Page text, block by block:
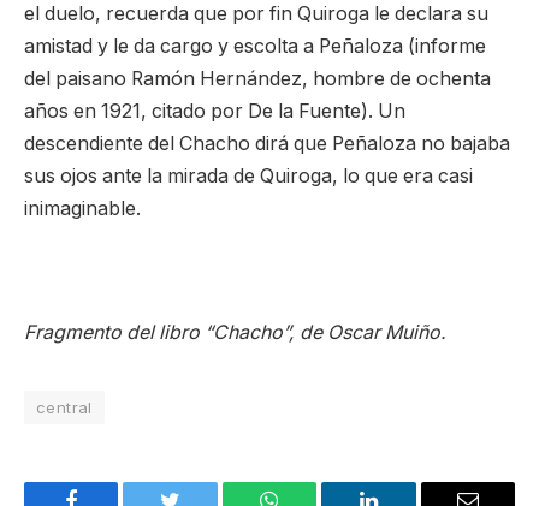
el duelo, recuerda que por fin Quiroga le declara su
amistad y le da cargo y escolta a Peñaloza (informe
del paisano Ramón Hernández, hombre de ochenta
años en 1921, citado por De la Fuente). Un
descendiente del Chacho dirá que Peñaloza no bajaba
sus ojos ante la mirada de Quiroga, lo que era casi
inimaginable.
Fragmento del libro “Chacho”, de Oscar Muiño.
central